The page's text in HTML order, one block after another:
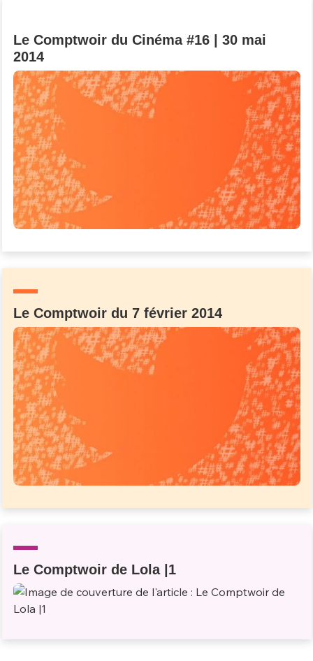
Le Comptwoir du Cinéma #16 | 30 mai
2014
Le Comptwoir du 7 février 2014
Le Comptwoir de Lola |1